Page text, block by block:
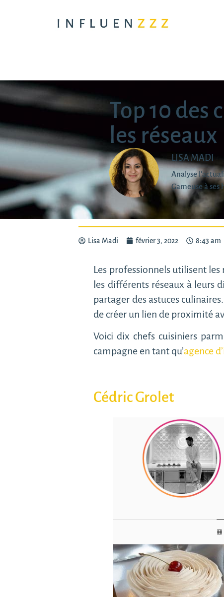
Top 10 des
les réseaux
LISA MADI
Analyse
Gameuse à ses
Lisa Madi février 3, 2022 8:43 am
Les professionnels utilisent les
les différents réseaux à leurs
partager des astuces
de créer un lien de proximité
Voici dix chefs cuisiniers
campagne en tant qu’agence
Cédric Grolet